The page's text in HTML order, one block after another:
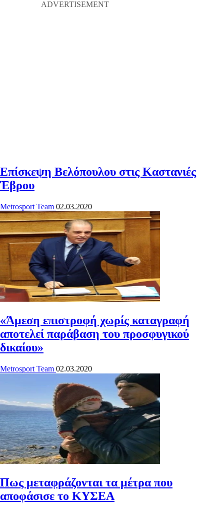
Επίσκεψη Βελόπουλου στις Καστανιές
Έβρου
Metrosport Team 02.03.2020
«Άμεση επιστροφή χωρίς καταγραφή
αποτελεί παράβαση του προσφυγικού
δικαίου»
Metrosport Team 02.03.2020
Πως μεταφράζονται τα μέτρα που
αποφάσισε το ΚΥΣΕΑ